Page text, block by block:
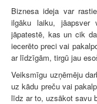
Biznesa ideja var
ilgāku laiku,
jāpatestē, kas un cik
iecerēto preci vai
ar līdzīgām, tirgū jau
Veiksmīgu uzņēmēju
uz kādu preču vai
līdz ar to, uzsākot savu